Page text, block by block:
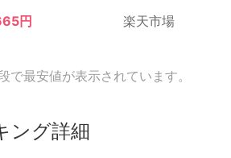
円 楽天市場
で最安値が表示されています。
ング詳細